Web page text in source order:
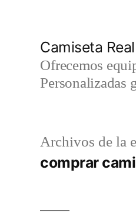
Camiseta
Ofrecemos
Personalizadas
Archivos de la
comprar